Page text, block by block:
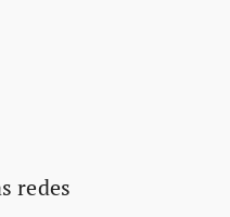
redes